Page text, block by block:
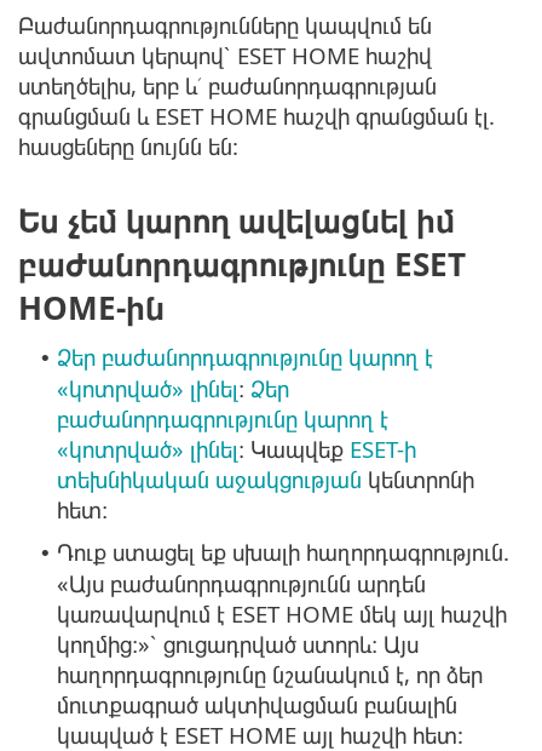
Բաժանորդագրությունները կապվում են
ավտոմատ կերպով՝ ESET HOME հաշիվ
ստեղծելիս, երբ և՛ բաժանորդագրության
գրանցման և ESET HOME հաշվի գրանցման էլ.
հասցեները նույնն են:
Ես չեմ կարող ավելացնել իմ
բաժանորդագրությունը ESET
HOME-ին
• Ձեր բաժանորդագրությունը կարող է
«կոտրված» լինել։ Ձեր
բաժանորդագրությունը կարող է
«կոտրված» լինել։ Կապվեք ESET-ի
տեխնիկական աջակցության կենտրոնի
հետ։
• Դուք ստացել եք սխալի հաղորդագրություն.
«Այս բաժանորդագրությունն արդեն
կառավարվում է ESET HOME մեկ այլ հաշվի
կողմից։»՝ ցուցադրված ստորև։ Այս
հաղորդագրությունը նշանակում է, որ ձեր
մուտքագրած ակտիվացման բանալին
կապված է ESET HOME այլ հաշվի հետ: